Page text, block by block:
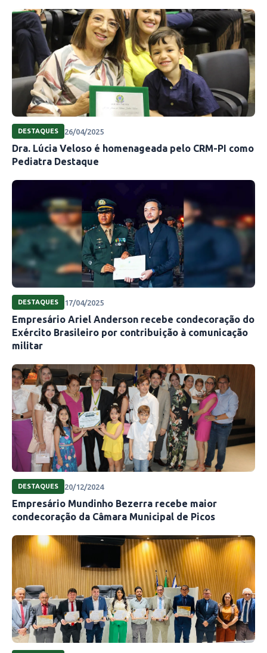
DESTAQUES 26/04/2025
Dra. Lúcia Veloso é homenageada pelo CRM-PI como
Pediatra Destaque
DESTAQUES 17/04/2025
Empresário Ariel Anderson recebe condecoração do
Exército Brasileiro por contribuição à comunicação
militar
DESTAQUES 20/12/2024
Empresário Mundinho Bezerra recebe maior
condecoração da Câmara Municipal de Picos